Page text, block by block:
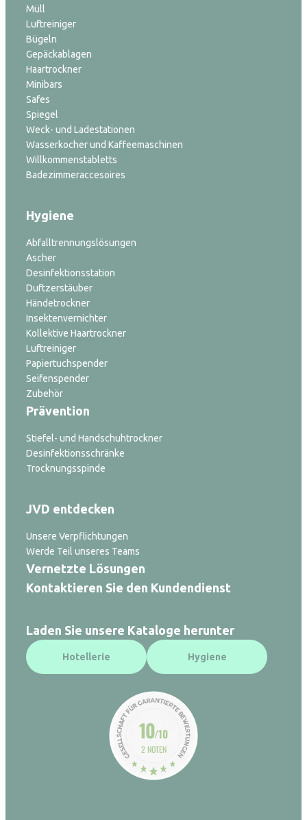
Müll
Luftreiniger
Bügeln
Gepäckablagen
Haartrockner
Minibars
Safes
Spiegel
Weck- und Ladestationen
Wasserkocher und Kaffeemaschinen
Willkommenstabletts
Badezimmeraccesoires
Hygiene
Abfalltrennungslösungen
Ascher
Desinfektionsstation
Duftzerstäuber
Händetrockner
Insektenvernichter
Kollektive Haartrockner
Luftreiniger
Papiertuchspender
Seifenspender
Zubehör
Prävention
Stiefel- und Handschuhtrockner
Desinfektionsschränke
Trocknungsspinde
JVD entdecken
Unsere Verpflichtungen
Werde Teil unseres Teams
Vernetzte Lösungen
Kontaktieren Sie den Kundendienst
Laden Sie unsere Kataloge herunter
Hotellerie Hygiene
10/10
2 NOTEN